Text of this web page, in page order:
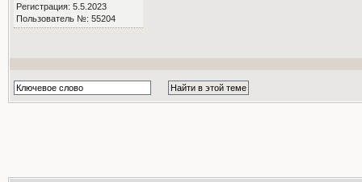
Регистрация: 5.5.2023
Пользователь №: 55204